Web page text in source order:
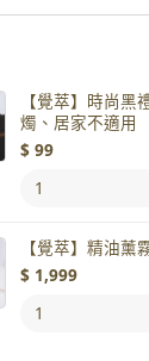
【覺萃】時尚
燭、居家不適用
$ 99
【覺萃】精油薰
$ 1,999